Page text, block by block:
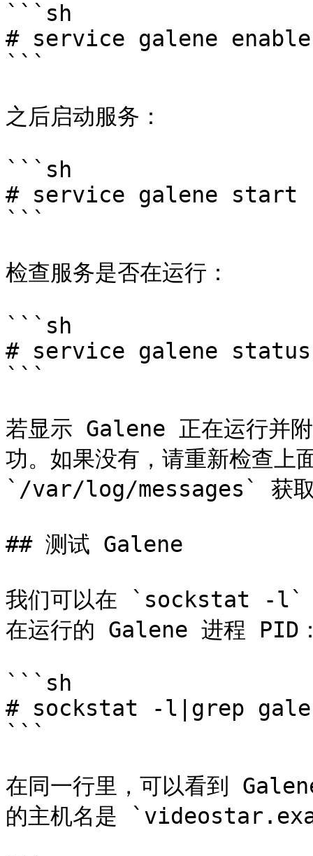
```sh
# service galene enable
```
之后启动服务：
```sh
# service galene start
```
检查服务是否在运行：
```sh
# service galene status
```
若显示 Galene 正在运行并
功。如果没有，请重新检查上
`/var/log/messages` 获取
## 测试 Galene
我们可以在 `sockstat -l`（
在运行的 Galene 进程 PID
```sh
# sockstat -l|grep
```
在同一行里，可以看到
的主机名是